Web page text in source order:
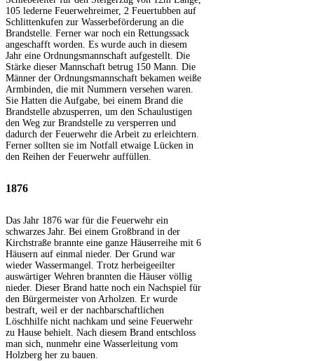
105 lederne Feuerwehreimer, 2 Feuertubben auf
Schlittenkufen zur Wasserbeförderung an die
Brandstelle. Ferner war noch ein Rettungssack
angeschafft worden. Es wurde auch in diesem
Jahr eine Ordnungsmannschaft aufgestellt. Die
Stärke dieser Mannschaft betrug 150 Mann. Die
Männer der Ordnungsmannschaft bekamen weiße
Armbinden, die mit Nummern versehen waren.
Sie Hatten die Aufgabe, bei einem Brand die
Brandstelle abzusperren, um den Schaulustigen
den Weg zur Brandstelle zu versperren und
dadurch der Feuerwehr die Arbeit zu erleichtern.
Ferner sollten sie im Notfall etwaige Lücken in
den Reihen der Feuerwehr auffüllen.
1876
Das Jahr 1876 war für die Feuerwehr ein
schwarzes Jahr. Bei einem Großbrand in der
Kirchstraße brannte eine ganze Häuserreihe mit 6
Häusern auf einmal nieder. Der Grund war
wieder Wassermangel. Trotz herbeigeeilter
auswärtiger Wehren brannten die Häuser völlig
nieder. Dieser Brand hatte noch ein Nachspiel für
den Bürgermeister von Arholzen. Er wurde
bestraft, weil er der nachbarschaftlichen
Löschhilfe nicht nachkam und seine Feuerwehr
zu Hause behielt. Nach diesem Brand entschloss
man sich, nunmehr eine Wasserleitung vom
Holzberg her zu bauen.